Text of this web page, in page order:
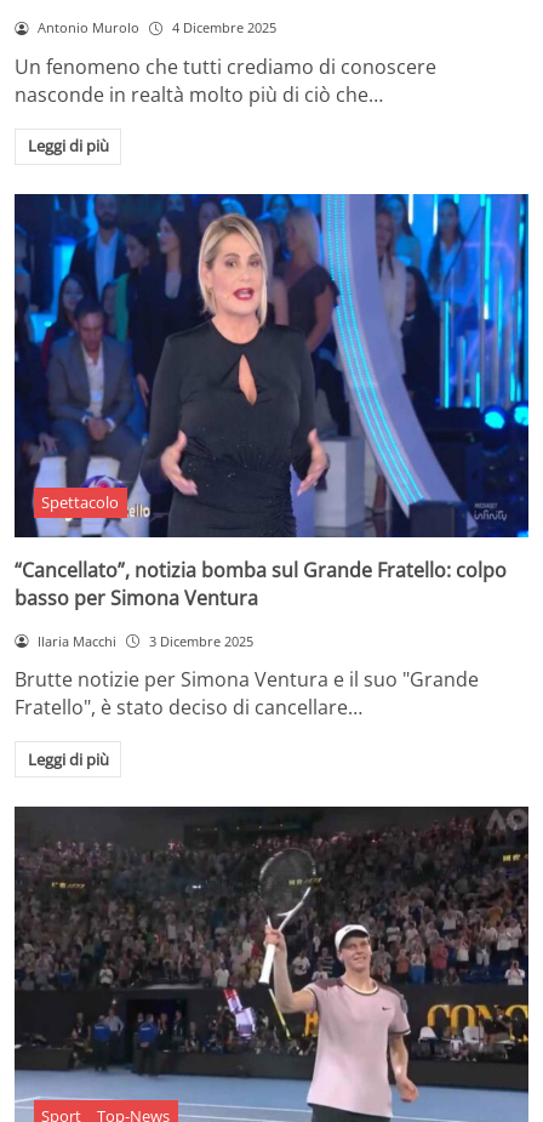
Antonio Murolo 4 Dicembre 2025
Un fenomeno che tutti crediamo di conoscere
nasconde in realtà molto più di ciò che…
Leggi di più
Spettacolo
“Cancellato”, notizia bomba sul Grande Fratello: colpo
basso per Simona Ventura
Ilaria Macchi 3 Dicembre 2025
Brutte notizie per Simona Ventura e il suo "Grande
Fratello", è stato deciso di cancellare…
Leggi di più
Sport Top-News